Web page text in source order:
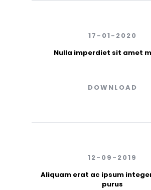
17-01-2020
Nulla imperdiet sit amet
DOWNLOAD
12-09-2019
Aliquam erat ac ipsum
purus